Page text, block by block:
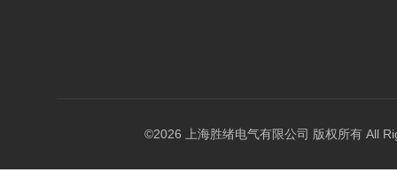
©2026 上海胜绪电气有限公司 版权所有 All